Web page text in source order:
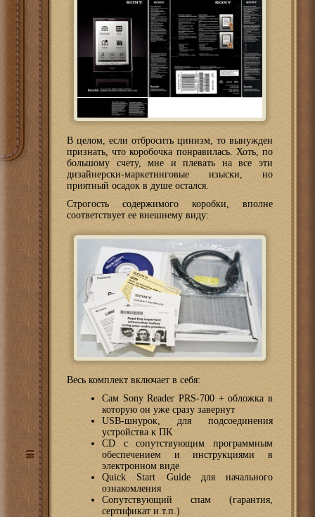
В целом, если отбросить цинизм, то вынужден
признать, что коробочка понравилась. Хоть, по
большому счету, мне и плевать на все эти
дизайнерски-маркетинговые изыски, но
приятный осадок в душе остался.
Строгость содержимого коробки, вполне
соответствует ее внешнему виду:
Весь комплект включает в себя:
Сам Sony Reader PRS-700 + обложка в
которую он уже сразу завернут
USB-шнурок, для подсоединения
устройства к ПК
CD с сопутствующим программным
обеспечением и инструкциями в
электронном виде
Quick Start Guide для начального
ознакомления
Сопутствующий спам (гарантия,
сертификат и т.п.)